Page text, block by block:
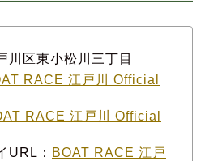
川区東小松川三丁目
RACE 江戸川 Official
RACE 江戸川 Official
URL： BOAT RACE 江戸